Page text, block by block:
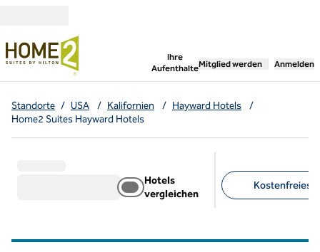
Ihre
Aufenthalte
,öffnet neue
Mitglied werden Anmelden
Standorte / USA / Kalifornien / Hayward Hotels
/
Home2 Suites Hayward Hotels
Hotels
vergleichen
Kostenfreies